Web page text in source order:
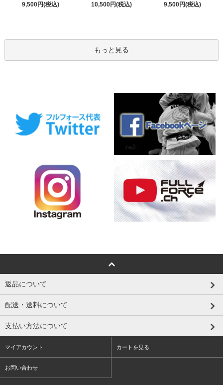
9,500円(税込)
10,500円(税込)
9,500円(税込)
もっと見る
返品について
配送・送料について
支払い方法について
マイアカウント カートを見る
お問い合わせ